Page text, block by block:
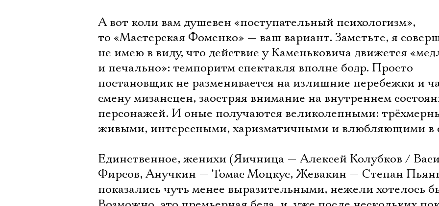
А вот коли вам душевен «поступательный психологизм»,
то «Мастерская Фоменко» — ваш вариант. Заметьте, я
не имею в виду, что действие у Каменьковича движется
и печально»: темпоритм спектакля вполне бодр. Просто
постановщик не разменивается на излишние перебежки и
смену мизансцен, заостряя внимание на внутреннем
персонажей. И оные получаются великолепными:
живыми, интересными, харизматичными и влюбляющими в
Единственное, женихи (Яичница — Алексей Колубков /
Фирсов, Анучкин — Томас Моцкус, Жевакин — Степан
показались чуть менее выразительными, нежели хотелось
Электропочта
Имя